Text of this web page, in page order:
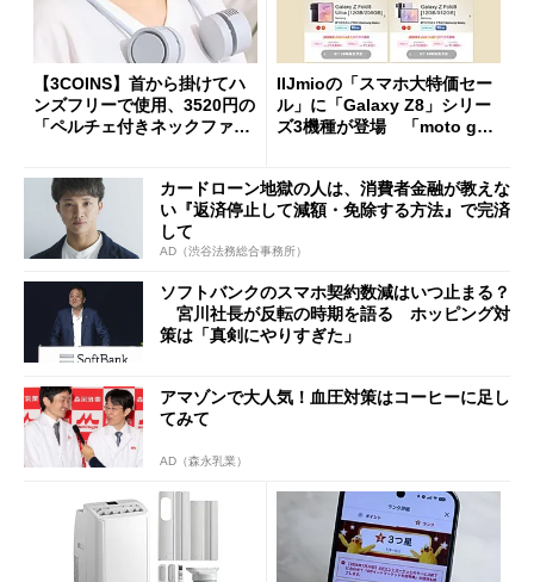
【3COINS】首から掛けてハ
ンズフリーで使用、3520円の
「ペルチェ付きネックファ
IIJmioの「スマホ大特価セー
ル」に「Galaxy Z8」シリー
ズ3機種が登場 「moto g37
カードローン地獄の人は、消費者金融が教えな
い『返済停止して減額・免除する方法』で完済
して
AD（渋谷法務総合事務所）
ソフトバンクのスマホ契約数減はいつ止まる？
宮川社長が反転の時期を語る ホッピング対
策は「真剣にやりすぎた」
アマゾンで大人気！血圧対策はコーヒーに足し
てみて
AD（森永乳業）